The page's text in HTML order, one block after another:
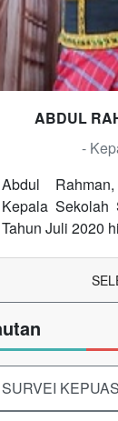
ABDUL
-
Abdul
Kepala
Tahun Juli 2020
SURVEI